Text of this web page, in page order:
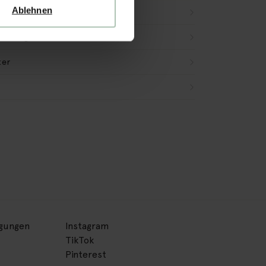
Ablehnen
(59)
Instagram
TikTok
Pinterest